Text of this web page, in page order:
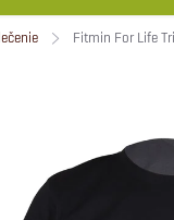
Fitmin For Life